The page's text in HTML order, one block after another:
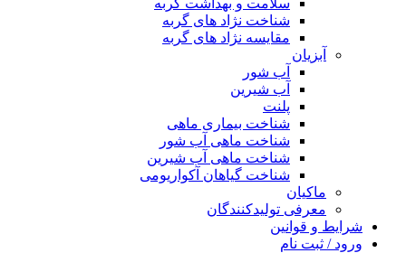
سلامت و بهداشت گربه
شناخت نژاد های گربه
مقایسه نژاد های گربه
آبزیان
آب شور
آب شیرین
پلنت
شناخت بیماری ماهی
شناخت ماهی آب شور
شناخت ماهی آب شیرین
شناخت گیاهان آکواریومی
ماکیان
معرفی تولیدکنندگان
شرایط و قوانین
ورود / ثبت نام